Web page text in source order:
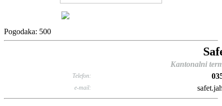
Pogodaka: 500
Kantonalni
Telefon:
e-mail: